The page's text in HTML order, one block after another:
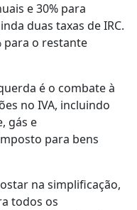
e 30% para
duas taxas de IRC.
para o restante
é o combate à
no IVA, incluindo
gás e
para bens
na simplificação,
todos os